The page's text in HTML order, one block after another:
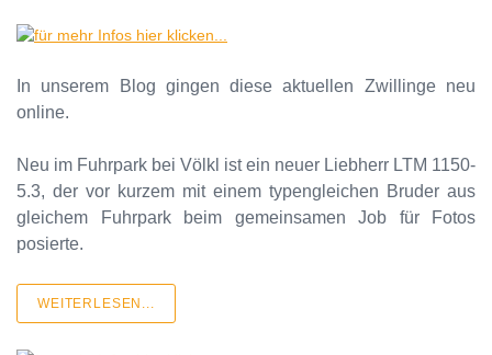
In unserem Blog gingen diese aktuellen Zwillinge neu
online.
Neu im Fuhrpark bei Völkl ist ein neuer Liebherr LTM 1150-
5.3, der vor kurzem mit einem typengleichen Bruder aus
gleichem Fuhrpark beim gemeinsamen Job für Fotos
posierte.
WEITERLESEN...